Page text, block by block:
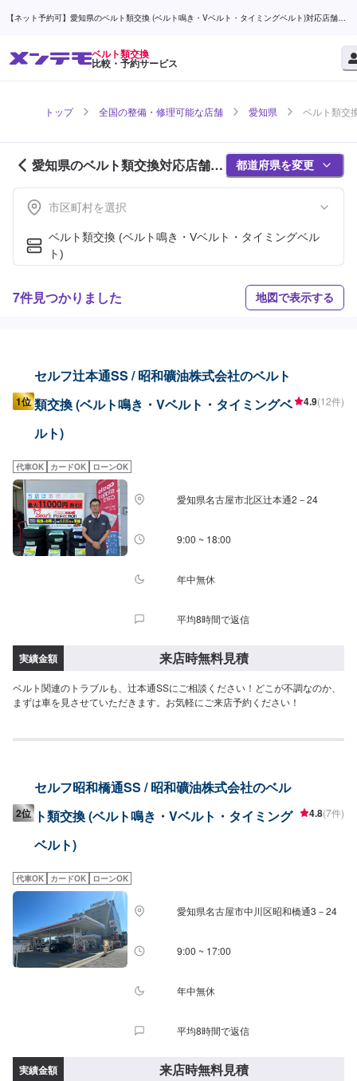
【ネット予約可】愛知県のベルト類交換 (ベルト鳴き・Vベルト・タイミングベルト)対応店舗検
ベルト類交換
比較・予約サービス
トップ 全国の整備・修理可能な店舗 愛知県 ベルト類交
愛知県のベルト類交換対応店舗紹
介 (1ページ目)
都道府県を変更
市区町村を選択
ベルト類交換 (ベルト鳴き・Vベルト・タイミングベル
ト)
7件見つかりました 地図で表示する
1位
セルフ辻本通SS / 昭和礦油株式会社のベルト
類交換 (ベルト鳴き・Vベルト・タイミングベ
ルト)
4.9(12件)
代車OK カードOK ローンOK
愛知県名古屋市北区辻本通2－24
9:00 ~ 18:00
年中無休
平均8時間で返信
実績金額 来店時無料見積
ベルト関連のトラブルも、辻本通SSにご相談ください！どこが不調なのか、
まずは車を見させていただきます。お気軽にご来店予約ください！
2位
セルフ昭和橋通SS / 昭和礦油株式会社のベル
ト類交換 (ベルト鳴き・Vベルト・タイミング
ベルト)
4.8(7件)
代車OK カードOK ローンOK
愛知県名古屋市中川区昭和橋通3－24
9:00 ~ 17:00
年中無休
平均8時間で返信
実績金額 来店時無料見積